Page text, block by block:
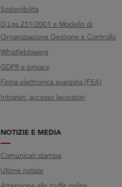
Sostenibilità
D.Lgs.231/2001 e Modello di
Organizzazione Gestione e Controllo
Whistleblowing
GDPR e privacy
Firma elettronica avanzata (FEA)
Intranet: accesso lavoratori
NOTIZIE E MEDIA
Comunicati stampa
Ultime notizie